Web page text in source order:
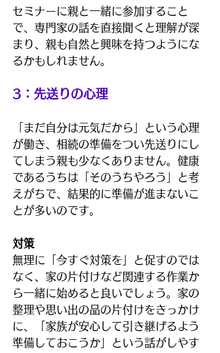
セミナーに親と一緒に参加すること
で、専門家の話を直接聞くと理解が深
まり、親も自然と興味を持つようにな
るかもしれません。
3：先送りの心理
「まだ自分は元気だから」という心理
が働き、相続の準備をつい先送りにし
てしまう親も少なくありません。健康
であるうちは「そのうちやろう」と考
えがちで、結果的に準備が進まないこ
とが多いのです。
対策
無理に「今すぐ対策を」と促すのでは
なく、家の片付けなど関連する作業か
ら一緒に始めると良いでしょう。家の
整理や思い出の品の片付けをきっかけ
に、「家族が安心して引き継げるよう
準備しておこうか」という話がしやす